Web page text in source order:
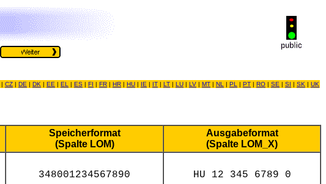
| CZ | DE | DK | EE | EL | ES | FI | FR | HR | HU | IE | IT | LT | LU | LV | MT | NL | PL | PT | RO | SE | SI | SK | UK
Speicherformat
(Spalte LOM)
Ausgabeformat
(Spalte LOM_X)
348001234567890 HU 12 345 6789 0